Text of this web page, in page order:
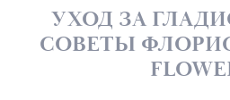
УХОД ЗА
СОВЕТЫ